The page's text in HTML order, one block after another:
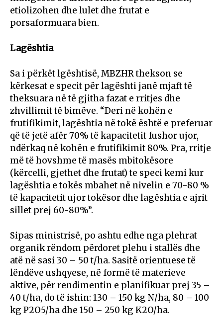
etiolizohen dhe lulet dhe frutat e
porsaformuara bien.
Lagështia
Sa i përkët lgështisë, MBZHR thekson se
kërkesat e specit për lagështi janë mjaft të
theksuara në të gjitha fazat e rritjes dhe
zhvillimit të bimëve. “Deri në kohën e
frutifikimit, lagështia në tokë është e preferuar
që të jetë afër 70% të kapacitetit fushor ujor,
ndërkaq në kohën e frutifikimit 80%. Pra, rritje
më të hovshme të masës mbitokësore
(kërcelli, gjethet dhe frutat) te speci kemi kur
lagështia e tokës mbahet në nivelin e 70-80 %
të kapacitetit ujor tokësor dhe lagështia e ajrit
sillet prej 60-80%”.
Sipas ministrisë, po ashtu edhe nga plehrat
organik rëndom përdoret plehu i stallës dhe
atë në sasi 30 – 50 t/ha. Sasitë orientuese të
lëndëve ushqyese, në formë të materieve
aktive, për rendimentin e planifikuar prej 35 –
40 t/ha, do të ishin: 130 – 150 kg N/ha, 80 – 100
kg P2O5/ha dhe 150 – 250 kg K2O/ha.